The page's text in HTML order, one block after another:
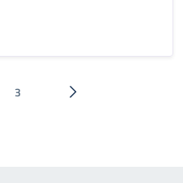
Pagina
3 Pagina successiva